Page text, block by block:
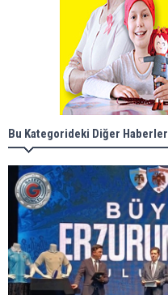
Bu Kategorideki Diğer Haberler